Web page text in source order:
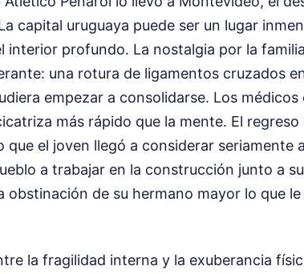
capital uruguaya puede ser un lugar
interior profundo. La nostalgia por la
una rotura de ligamentos cruzados
empezar a consolidarse. Los
más rápido que la mente. El
que el joven llegó a considerar seriamente
a trabajar en la construcción junto a
obstinación de su hermano mayor lo que
la fragilidad interna y la exuberancia